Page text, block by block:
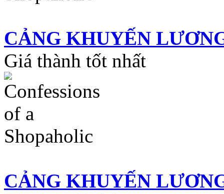
CẢNG KHUYẾN
Giá thành tốt nhất
CẢNG KHUYẾN